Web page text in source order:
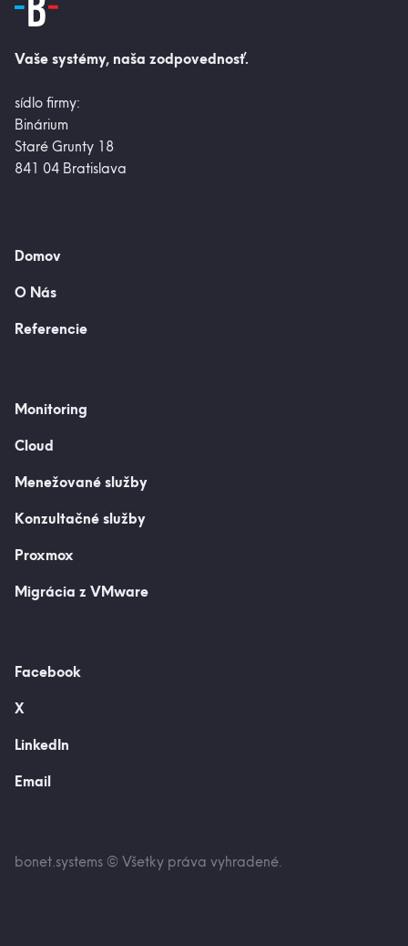
Vaše systémy, naša zodpovednosť.
sídlo firmy:
Binárium
Staré Grunty 18
841 04 Bratislava
Domov
O Nás
Referencie
Monitoring
Cloud
Menežované služby
Konzultačné služby
Proxmox
Migrácia z VMware
Facebook
X
LinkedIn
Email
bonet.systems © Všetky práva vyhradené.